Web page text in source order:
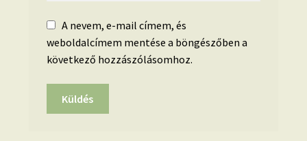
A nevem, e-mail címem, és
weboldalcímem mentése a böngészőben a
következő hozzászólásomhoz.